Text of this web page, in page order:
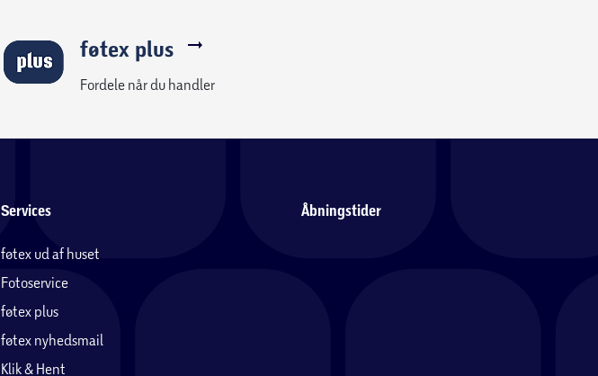
føtex plus
Fordele når du handler
Services
føtex ud af huset
Fotoservice
føtex plus
føtex nyhedsmail
Klik & Hent
Åbningstider